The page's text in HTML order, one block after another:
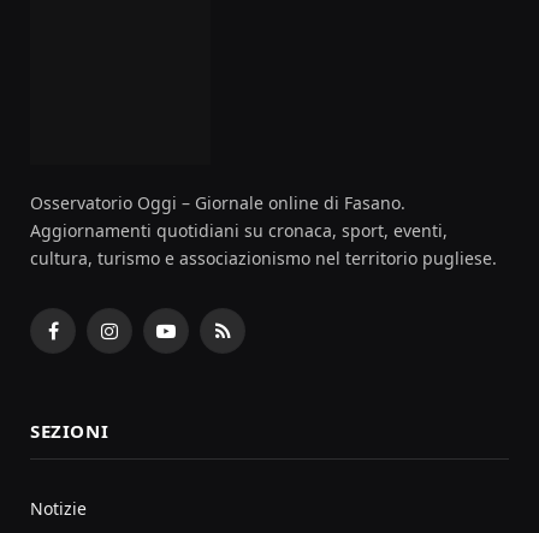
Osservatorio Oggi – Giornale online di Fasano.
Aggiornamenti quotidiani su cronaca, sport, eventi,
cultura, turismo e associazionismo nel territorio pugliese.
FacebookInstagramYouTubeRSS
SEZIONI
Notizie